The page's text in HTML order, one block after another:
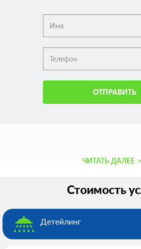
ОТПРАВИТЬ
ЧИТАТЬ ДАЛЕЕ
Стоимость
Детейлинг